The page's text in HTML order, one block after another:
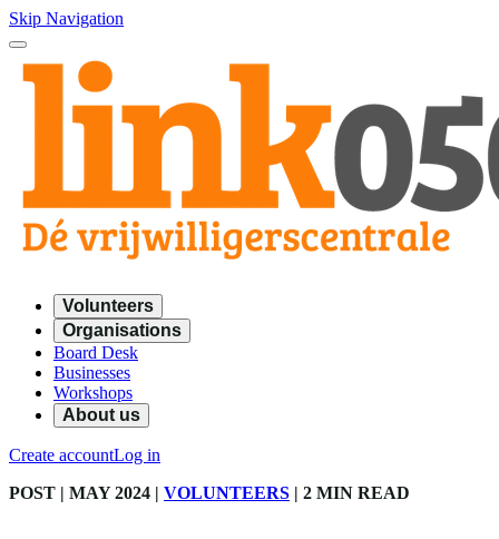
Skip Navigation
Volunteers
Organisations
Board Desk
Businesses
Workshops
About us
Create accountLog in
POST | MAY 2024 | VOLUNTEERS | 2 MIN READ